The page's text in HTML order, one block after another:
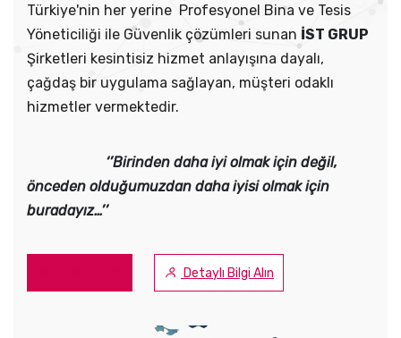
Türkiye'nin her yerine Profesyonel Bina ve Tesis
Yöneticiliği ile Güvenlik çözümleri sunan İST GRUP
Şirketleri kesintisiz hizmet anlayışına dayalı,
çağdaş bir uygulama sağlayan, müşteri odaklı
hizmetler vermektedir.
‘’Birinden daha iyiolmak için değil,
önceden olduğumuzdan daha iyisi olmak için
buradayız…’’
Detaylı Bilgi Alın